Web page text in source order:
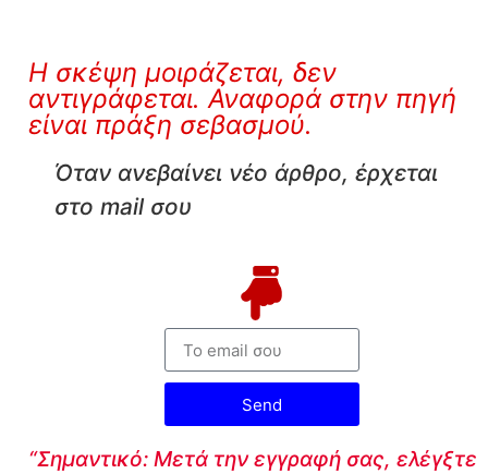
Η σκέψη μοιράζεται, δεν
αντιγράφεται. Αναφορά στην πηγή
είναι πράξη σεβασμού.
Όταν ανεβαίνει νέο άρθρο, έρχεται
στο mail σου
Send
“Σημαντικό: Μετά την εγγραφή σας, ελέγξτε